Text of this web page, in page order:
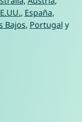
, España,
Bajos, Portugal y